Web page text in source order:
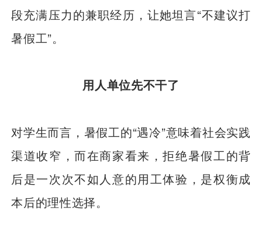
段充满压力的兼职经历，让她坦言“不建议打
暑假工”。
用人单位先不干了
对学生而言，暑假工的“遇冷”意味着社会实践
渠道收窄，而在商家看来，拒绝暑假工的背
后是一次次不如人意的用工体验，是权衡成
本后的理性选择。